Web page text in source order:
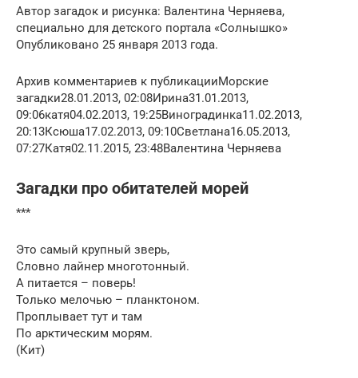
Автор загадок и рисунка: Валентина Черняева,
специально для детского портала «Солнышко»
Опубликовано 25 января 2013 года.
Архив комментариев к публикацииМорские
загадки28.01.2013, 02:08Ирина31.01.2013,
09:06катя04.02.2013, 19:25Виноградинка11.02.2013,
20:13Ксюша17.02.2013, 09:10Светлана16.05.2013,
07:27Катя02.11.2015, 23:48Валентина Черняева
Загадки про обитателей морей
***
Это самый крупный зверь,
Словно лайнер многотонный.
А питается – поверь!
Только мелочью – планктоном.
Проплывает тут и там
По арктическим морям.
(Кит)